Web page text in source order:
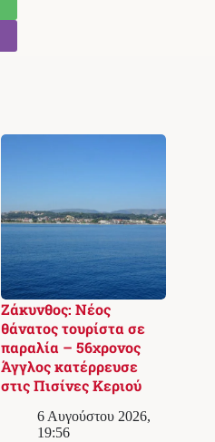
Ζάκυνθος: Νέος
θάνατος τουρίστα σε
παραλία – 56χρονος
Άγγλος κατέρρευσε
στις Πισίνες Κεριού
6 Αυγούστου 2026,
19:56